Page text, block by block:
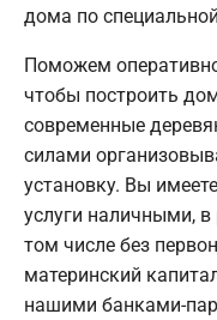
дома по
Поможем
чтобы построить
современные
силами
установку. Вы
услуги наличными, в
том числе без
материнский
нашими банками-